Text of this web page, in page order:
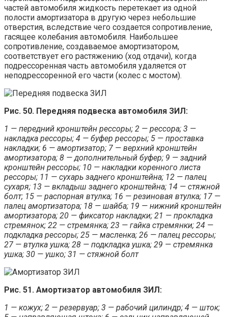
частей автомобиля жидкость перетекает из одной
полости амортизатора в другую через небольшие
отверстия, вследствие чего создается сопротивление,
гасящее колебания автомобиля. Наибольшее
сопротивление, создаваемое амортизатором,
соответствует его растяжению (ход отдачи), когда
подрессоренная часть автомобиля удаляется от
неподрессоренной его части (колес с мостом).
Рис. 50. Передняя подвеска автомобиля ЗИЛ:
1 — передний кронштейн рессоры; 2 — рессора; 3 —
накладка рессоры; 4 — буфер рессоры; 5 — проставка
накладки; 6 — амортизатор; 7 — верхний кронштейн
амортизатора; 8 — дополнительный буфер; 9 — задний
кронштейн рессоры; 10 — накладки коренного листа
рессоры; 11 — сухарь заднего кронштейна; 12 — палец
сухаря; 13 — вкладыш заднего кронштейна; 14 — стяжной
болт; 15 — распорная втулка; 16 — резиновая втулка; 17 —
палец амортизатора; 18 — шайба; 19 — нижний кронштейн
амортизатора; 20 — фиксатор накладки; 21 — прокладка
стремянок; 22 — стремянка; 23 — гайка стремянки; 24 —
подкладка рессоры; 25 — масленка; 26 — палец рессоры;
27 — втулка ушка; 28 — подкладка ушка; 29 — стремянка
ушка; 30 — ушко; 31 — стяжной болт
Рис. 51. Амортизатор автомобиля ЗИЛ:
1 — кожух; 2 — резервуар; 3 — рабочий цилиндр; 4 — шток;